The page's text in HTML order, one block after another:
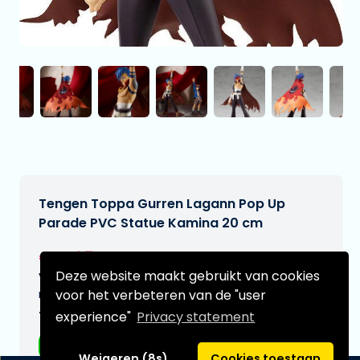
Deze website maakt gebruikt van cookies
voor het verbeteren van de "user
experience" Privacy statement
Tengen Toppa Gurren Lagann Pop Up
Parade PVC Statue Kamina 20 cm
€41,95
Verwachtte leverdatum:
n.v.t.
Type: